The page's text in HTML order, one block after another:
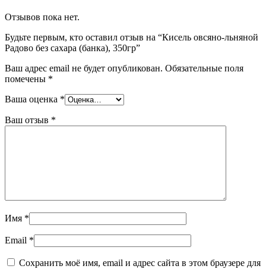
Отзывов пока нет.
Будьте первым, кто оставил отзыв на “Кисель овсяно-льняной
Радово без сахара (банка), 350гр”
Ваш адрес email не будет опубликован. Обязательные поля
помечены *
Ваша оценка *
Ваш отзыв *
Имя *
Email *
Сохранить моё имя, email и адрес сайта в этом браузере для